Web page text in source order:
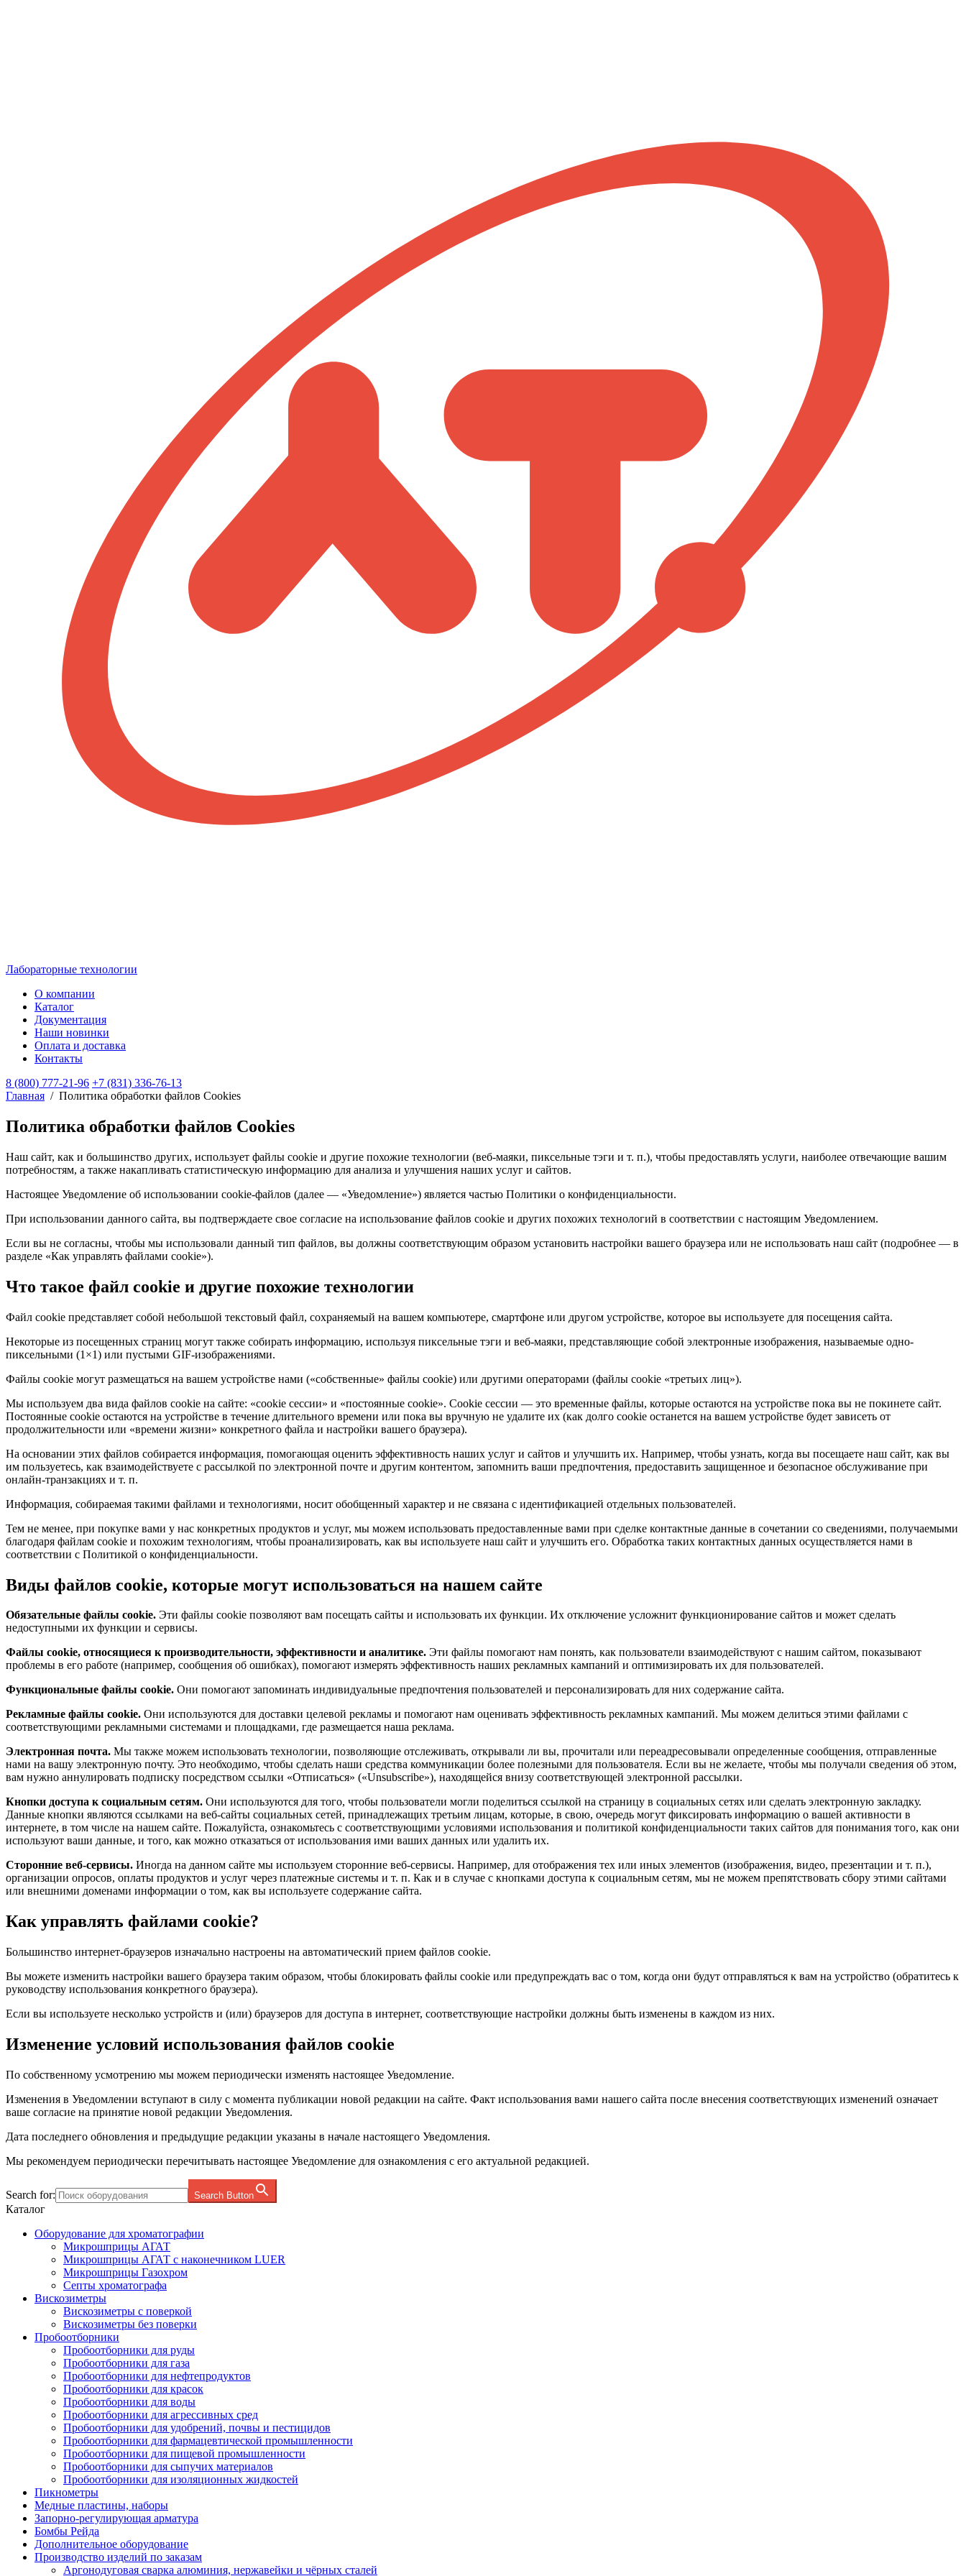
Лабораторные технологии
О компании
Каталог
Документация
Наши новинки
Оплата и доставка
Контакты
8 (800) 777-21-96 +7 (831) 336-76-13
Главная / Политика обработки файлов Cookies
Политика обработки файлов Cookies
Наш сайт, как и большинство других, использует файлы cookie и другие похожие технологии (веб-маяки, пиксельные тэги и т. п.), чтобы предоставлять услуги, наиболее отвечающие вашим
потребностям, а также накапливать статистическую информацию для анализа и улучшения наших услуг и сайтов.
Настоящее Уведомление об использовании cookie-файлов (далее — «Уведомление») является частью Политики о конфиденциальности.
При использовании данного сайта, вы подтверждаете свое согласие на использование файлов cookie и других похожих технологий в соответствии с настоящим Уведомлением.
Если вы не согласны, чтобы мы использовали данный тип файлов, вы должны соответствующим образом установить настройки вашего браузера или не использовать наш сайт (подробнее — в
разделе «Как управлять файлами cookie»).
Что такое файл cookie и другие похожие технологии
Файл cookie представляет собой небольшой текстовый файл, сохраняемый на вашем компьютере, смартфоне или другом устройстве, которое вы используете для посещения сайта.
Некоторые из посещенных страниц могут также собирать информацию, используя пиксельные тэги и веб-маяки, представляющие собой электронные изображения, называемые одно-
пиксельными (1×1) или пустыми GIF-изображениями.
Файлы cookie могут размещаться на вашем устройстве нами («собственные» файлы cookie) или другими операторами (файлы cookie «третьих лиц»).
Мы используем два вида файлов cookie на сайте: «cookie сессии» и «постоянные cookie». Cookie сессии — это временные файлы, которые остаются на устройстве пока вы не покинете сайт.
Постоянные cookie остаются на устройстве в течение длительного времени или пока вы вручную не удалите их (как долго cookie останется на вашем устройстве будет зависеть от
продолжительности или «времени жизни» конкретного файла и настройки вашего браузера).
На основании этих файлов собирается информация, помогающая оценить эффективность наших услуг и сайтов и улучшить их. Например, чтобы узнать, когда вы посещаете наш сайт, как вы
им пользуетесь, как взаимодействуете с рассылкой по электронной почте и другим контентом, запомнить ваши предпочтения, предоставить защищенное и безопасное обслуживание при
онлайн-транзакциях и т. п.
Информация, собираемая такими файлами и технологиями, носит обобщенный характер и не связана с идентификацией отдельных пользователей.
Тем не менее, при покупке вами у нас конкретных продуктов и услуг, мы можем использовать предоставленные вами при сделке контактные данные в сочетании со сведениями, получаемыми
благодаря файлам cookie и похожим технологиям, чтобы проанализировать, как вы используете наш сайт и улучшить его. Обработка таких контактных данных осуществляется нами в
соответствии с Политикой о конфиденциальности.
Виды файлов cookie, которые могут использоваться на нашем сайте
Обязательные файлы cookie. Эти файлы cookie позволяют вам посещать сайты и использовать их функции. Их отключение усложнит функционирование сайтов и может сделать
недоступными их функции и сервисы.
Файлы cookie, относящиеся к производительности, эффективности и аналитике. Эти файлы помогают нам понять, как пользователи взаимодействуют с нашим сайтом, показывают
проблемы в его работе (например, сообщения об ошибках), помогают измерять эффективность наших рекламных кампаний и оптимизировать их для пользователей.
Функциональные файлы cookie. Они помогают запоминать индивидуальные предпочтения пользователей и персонализировать для них содержание сайта.
Рекламные файлы cookie. Они используются для доставки целевой рекламы и помогают нам оценивать эффективность рекламных кампаний. Мы можем делиться этими файлами с
соответствующими рекламными системами и площадками, где размещается наша реклама.
Электронная почта. Мы также можем использовать технологии, позволяющие отслеживать, открывали ли вы, прочитали или переадресовывали определенные сообщения, отправленные
нами на вашу электронную почту. Это необходимо, чтобы сделать наши средства коммуникации более полезными для пользователя. Если вы не желаете, чтобы мы получали сведения об этом,
вам нужно аннулировать подписку посредством ссылки «Отписаться» («Unsubscribe»), находящейся внизу соответствующей электронной рассылки.
Кнопки доступа к социальным сетям. Они используются для того, чтобы пользователи могли поделиться ссылкой на страницу в социальных сетях или сделать электронную закладку.
Данные кнопки являются ссылками на веб-сайты социальных сетей, принадлежащих третьим лицам, которые, в свою, очередь могут фиксировать информацию о вашей активности в
интернете, в том числе на нашем сайте. Пожалуйста, ознакомьтесь с соответствующими условиями использования и политикой конфиденциальности таких сайтов для понимания того, как они
используют ваши данные, и того, как можно отказаться от использования ими ваших данных или удалить их.
Сторонние веб-сервисы. Иногда на данном сайте мы используем сторонние веб-сервисы. Например, для отображения тех или иных элементов (изображения, видео, презентации и т. п.),
организации опросов, оплаты продуктов и услуг через платежные системы и т. п. Как и в случае с кнопками доступа к социальным сетям, мы не можем препятствовать сбору этими сайтами
или внешними доменами информации о том, как вы используете содержание сайта.
Как управлять файлами cookie?
Большинство интернет-браузеров изначально настроены на автоматический прием файлов cookie.
Вы можете изменить настройки вашего браузера таким образом, чтобы блокировать файлы cookie или предупреждать вас о том, когда они будут отправляться к вам на устройство (обратитесь к
руководству использования конкретного браузера).
Если вы используете несколько устройств и (или) браузеров для доступа в интернет, соответствующие настройки должны быть изменены в каждом из них.
Изменение условий использования файлов cookie
По собственному усмотрению мы можем периодически изменять настоящее Уведомление.
Изменения в Уведомлении вступают в силу с момента публикации новой редакции на сайте. Факт использования вами нашего сайта после внесения соответствующих изменений означает
ваше согласие на принятие новой редакции Уведомления.
Дата последнего обновления и предыдущие редакции указаны в начале настоящего Уведомления.
Мы рекомендуем периодически перечитывать настоящее Уведомление для ознакомления с его актуальной редакцией.
Search for: Search Button
Каталог
Оборудование для хроматографии
Микрошприцы АГАТ
Микрошприцы АГАТ с наконечником LUER
Микрошприцы Газохром
Септы хроматографa
Вискозиметры
Вискозиметры с поверкой
Вискозиметры без поверки
Пробоотборники
Пробоотборники для руды
Пробоотборники для газа
Пробоотборники для нефтепродуктов
Пробоотборники для красок
Пробоотборники для воды
Пробоотборники для агрессивных сред
Пробоотборники для удобрений, почвы и пестицидов
Пробоотборники для фармацевтической промышленности
Пробоотборники для пищевой промышленности
Пробоотборники для сыпучих материалов
Пробоотборники для изоляционных жидкостей
Пикнометры
Медные пластины, наборы
Запорно-регулирующая арматура
Бомбы Рейда
Дополнительное оборудование
Производство изделий по заказам
Аргонодуговая сварка алюминия, нержавейки и чёрных сталей